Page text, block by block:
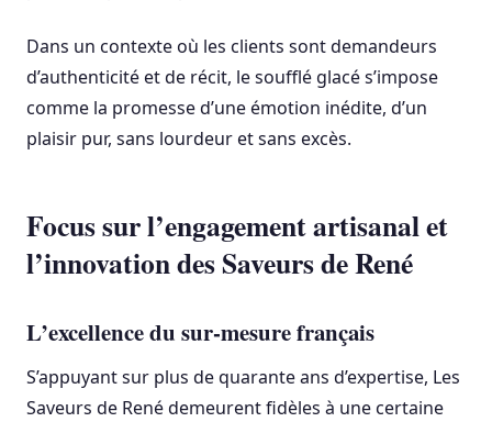
Dans un contexte où les clients sont demandeurs
d’authenticité et de récit, le soufflé glacé s’impose
comme la promesse d’une émotion inédite, d’un
plaisir pur, sans lourdeur et sans excès.
Focus sur l’engagement artisanal et
l’innovation des Saveurs de René
L’excellence du sur-mesure français
S’appuyant sur plus de quarante ans d’expertise, Les
Saveurs de René demeurent fidèles à une certaine